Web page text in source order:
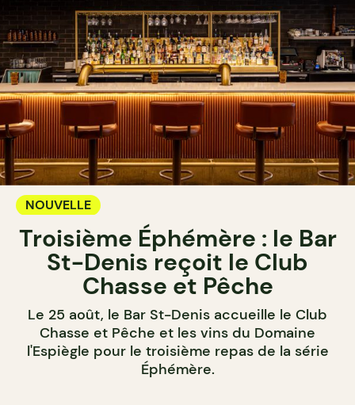
NOUVELLE
Troisième Éphémère : le Bar
St-Denis reçoit le Club
Chasse et Pêche
Le 25 août, le Bar St-Denis accueille le Club
Chasse et Pêche et les vins du Domaine
l'Espiègle pour le troisième repas de la série
Éphémère.